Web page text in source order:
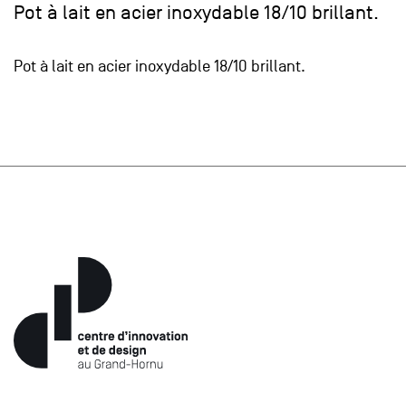
Pot à lait en acier inoxydable 18/10 brillant.
Pot à lait en acier inoxydable 18/10 brillant.